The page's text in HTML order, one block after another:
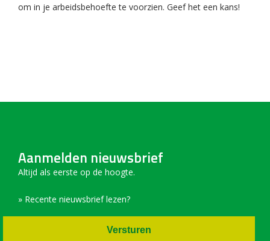
om in je arbeidsbehoefte te voorzien. Geef het een kans!
Aanmelden nieuwsbrief
Altijd als eerste op de hoogte.
» Recente nieuwsbrief lezen?
Versturen